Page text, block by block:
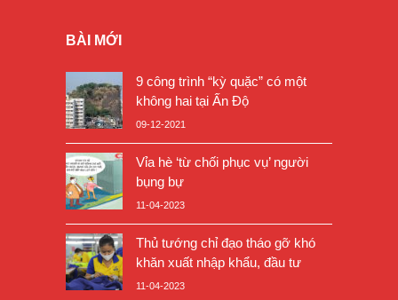
BÀI MỚI
9 công trình “kỳ quặc” có một
không hai tại Ấn Độ
09-12-2021
Vỉa hè ‘từ chối phục vụ’ người
bụng bự
11-04-2023
Thủ tướng chỉ đạo tháo gỡ khó
khăn xuất nhập khẩu, đầu tư
11-04-2023